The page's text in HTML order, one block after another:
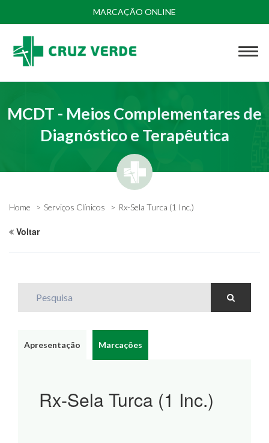
MARCAÇÃO ONLINE
MCDT - Meios Complementares de
Diagnóstico e Terapêutica
Home Serviços Clínicos Rx-Sela Turca (1 Inc.)
Voltar
Apresentação Marcações
Rx-Sela Turca (1 Inc.)